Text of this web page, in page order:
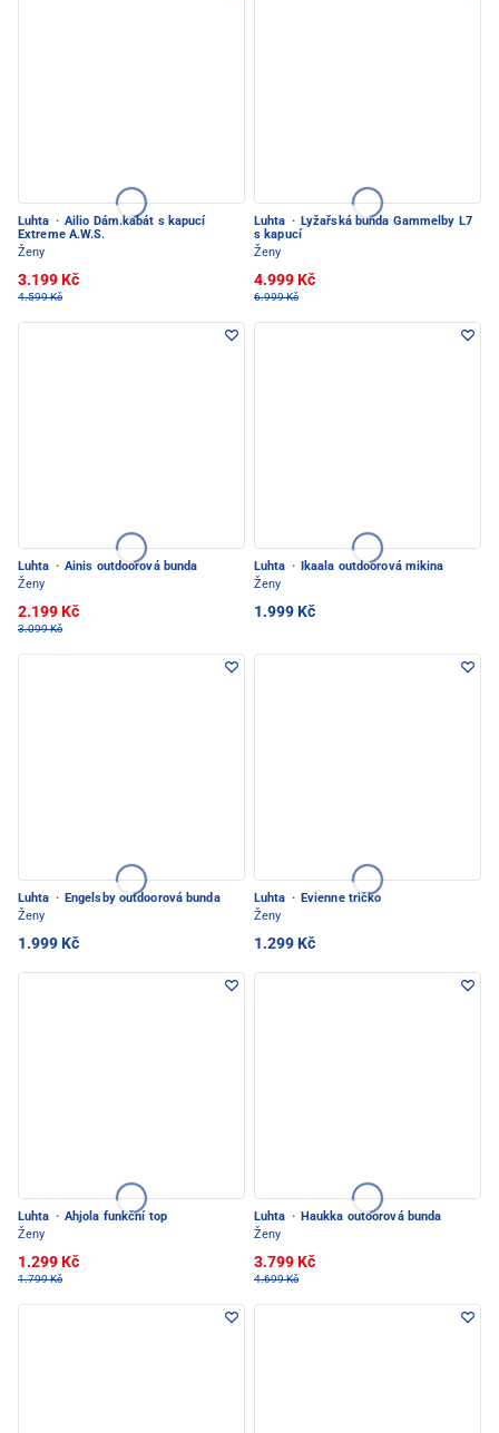
Luhta · Ailio Dám.kabát s kapucí
Extreme A.W.S.
Ženy
3.199 Kč
4.599 Kč
Luhta · Lyžařská bunda Gammelby L7
s kapucí
Ženy
4.999 Kč
6.999 Kč
Luhta · Ainis outdoorová bunda
Ženy
2.199 Kč
3.099 Kč
Luhta ·
Ikaala outdoorová mikina
Ženy
1.999 Kč
Luhta · Engelsby outdoorová bunda
Ženy
1.999 Kč
Luhta · Evienne tričko
Ženy
1.299 Kč
Luhta · Ahjola funkční top
Ženy
1.299 Kč
1.799 Kč
Luhta · Haukka outoorová bunda
Ženy
3.799 Kč
4.699 Kč